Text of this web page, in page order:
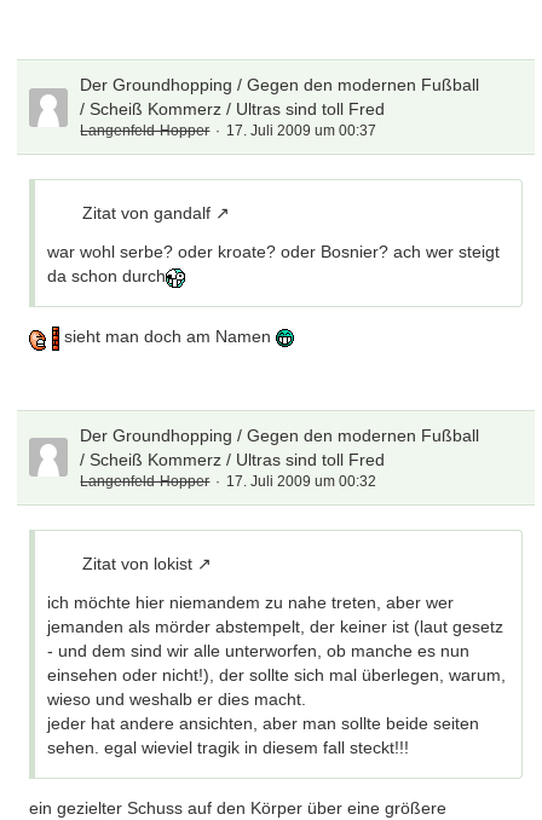
Der Groundhopping / Gegen den modernen Fußball
/ Scheiß Kommerz / Ultras sind toll Fred
Langenfeld-Hopper 17. Juli 2009 um 00:37
Zitat von gandalf
war wohl serbe? oder kroate? oder Bosnier? ach wer steigt
da schon durch
sieht man doch am Namen
Der Groundhopping / Gegen den modernen Fußball
/ Scheiß Kommerz / Ultras sind toll Fred
Langenfeld-Hopper 17. Juli 2009 um 00:32
Zitat von lokist
ich möchte hier niemandem zu nahe treten, aber wer
jemanden als mörder abstempelt, der keiner ist (laut gesetz
- und dem sind wir alle unterworfen, ob manche es nun
einsehen oder nicht!), der sollte sich mal überlegen, warum,
wieso und weshalb er dies macht.
jeder hat andere ansichten, aber man sollte beide seiten
sehen. egal wieviel tragik in diesem fall steckt!!!
ein gezielter Schuss auf den Körper über eine größere